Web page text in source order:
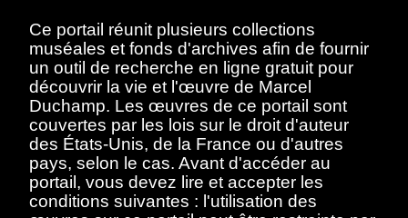
Archives Marcel
Duchamp, 1912-
Present
Contenus Description
Ce portail réunit plusieurs collections
muséales et fonds d'archives afin de fournir
un outil de recherche en ligne gratuit pour
découvrir la vie et l'œuvre de Marcel
Duchamp. Les œuvres de ce portail sont
couvertes par les lois sur le droit d'auteur
des États-Unis, de la France ou d'autres
pays, selon le cas. Avant d'accéder au
portail, vous devez lire et accepter les
conditions suivantes : l'utilisation des